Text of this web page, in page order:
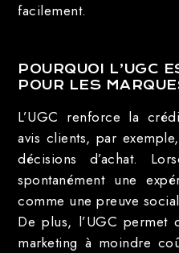
facilement.
POURQUOI L’UGC
POUR LES
L’UGC renforce la
avis clients, par
décisions d’achat.
spontanément une
comme une preuve
De plus, l’UGC permet
marketing à moindre